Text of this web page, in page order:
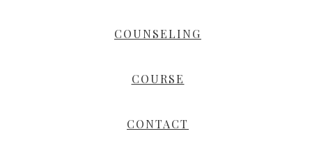
COUNSELING
COURSE
CONTACT